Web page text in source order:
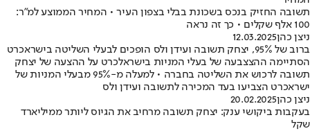
תשובה החזיק בנכס בשכונת בבלי בצפון העיר • המחיר הממוצע למ"ר:
100 אלף שקלים • כך זה נראה
ניצן כהן12.03.2025
ברוב של 95%, יצחק תשובה ועידן ולס הופכים לבעלי השליטה בישראכרט
הסתיימה ההצצבעה של בעלי המניות בישראלכרט על ההצעה של יצחק
תשובה לרכוש את השליטה בחברה • למעלה מ-95% מבעלי המניות של
ישראכרט הצביעו בעד המכירה לתשובה ועידן ולס
ניצן כהן20.02.2025
בעקבות ביקושי ענק: יצחק תשובה מרחיב את הגיוס ליותר ממיליארד
שקל